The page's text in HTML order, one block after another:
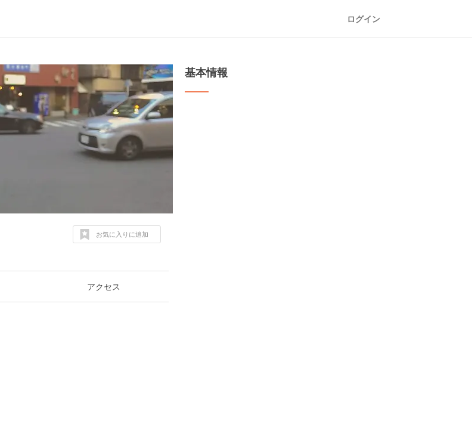
ログイン
お気に入りに追加
アクセス
基本情報